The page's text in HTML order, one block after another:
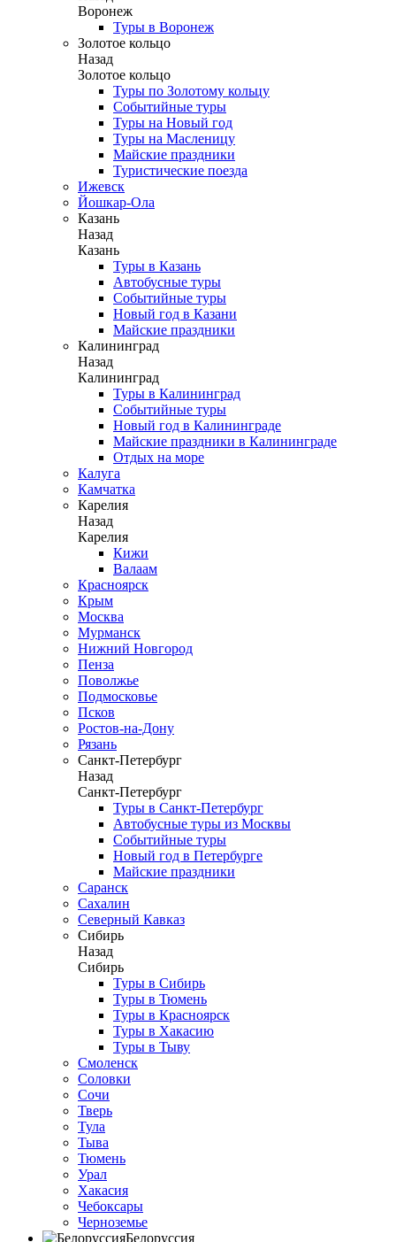
Воронеж
Туры в Воронеж
Золотое кольцо
Назад
Золотое кольцо
Туры по Золотому кольцу
Событийные туры
Туры на Новый год
Туры на Масленицу
Майские праздники
Туристические поезда
Ижевск
Йошкар-Ола
Казань
Назад
Казань
Туры в Казань
Автобусные туры
Событийные туры
Новый год в Казани
Майские праздники
Калининград
Назад
Калининград
Туры в Калининград
Событийные туры
Новый год в Калининграде
Майские праздники в Калининграде
Отдых на море
Калуга
Камчатка
Карелия
Назад
Карелия
Кижи
Валаам
Красноярск
Крым
Москва
Мурманск
Нижний Новгород
Пенза
Поволжье
Подмосковье
Псков
Ростов-на-Дону
Рязань
Санкт-Петербург
Назад
Санкт-Петербург
Туры в Санкт-Петербург
Автобусные туры из Москвы
Событийные туры
Новый год в Петербурге
Майские праздники
Саранск
Сахалин
Северный Кавказ
Сибирь
Назад
Сибирь
Туры в Сибирь
Туры в Тюмень
Туры в Красноярск
Туры в Хакасию
Туры в Тыву
Смоленск
Соловки
Сочи
Тверь
Тула
Тыва
Тюмень
Урал
Хакасия
Чебоксары
Черноземье
Белоруссия